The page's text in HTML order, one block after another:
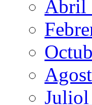
Abril
Juliol